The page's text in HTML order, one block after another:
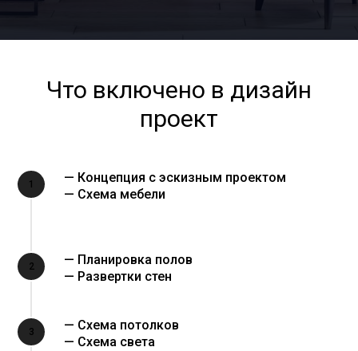
Что включено в дизайн
проект
1
— Концепция с эскизным проектом
— Схема мебели
2
— Планировка полов
— Развертки стен
3
— Схема потолков
— Схема света